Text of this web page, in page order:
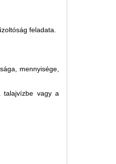
feladata.
mennyisége,
talajvízbe vagy a